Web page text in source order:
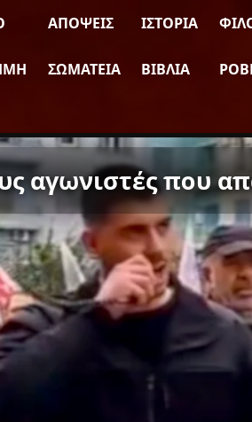
ΑΠΌΨΕΙΣ ΙΣΤΟΡΊΑ
ΣΩΜΑΤΕΊΑ ΒΙΒΛΊΑ
αγωνιστές που